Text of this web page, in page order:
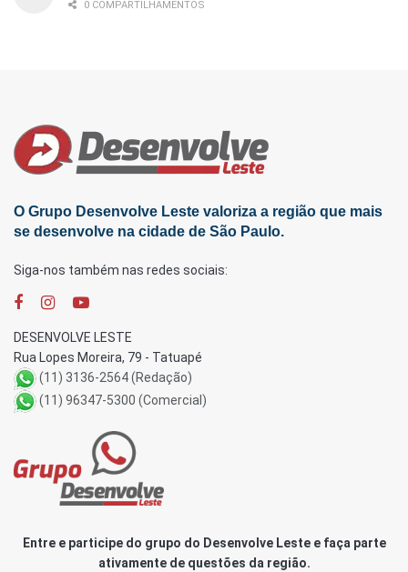
0 COMPARTILHAMENTOS
O Grupo Desenvolve Leste valoriza a região que mais
se desenvolve na cidade de São Paulo.
Siga-nos também nas redes sociais:
DESENVOLVE LESTE
Rua Lopes Moreira, 79 - Tatuapé
(11) 3136-2564 (Redação)
(11) 96347-5300 (Comercial)
Entre e participe do grupo do Desenvolve Leste e faça parte
ativamente de questões da região.